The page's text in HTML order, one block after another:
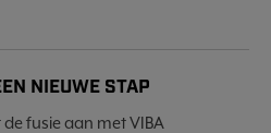
NIEUWE STAP
fusie aan met VIBA